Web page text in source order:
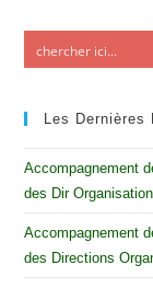
Les Dernières
Accompagnement
des Dir
Accompagnement
des Directions